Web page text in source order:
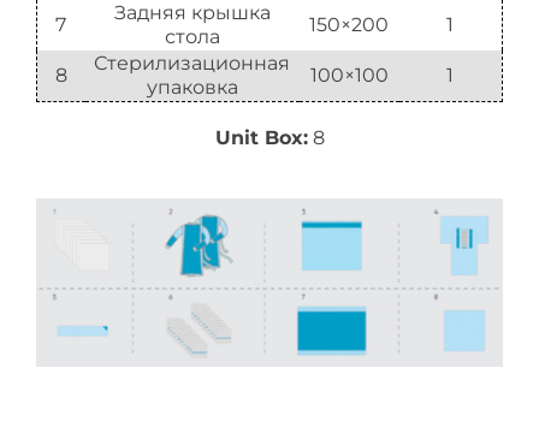
7
Задняя крышка
стола
150×200 1
8
Стерилизационная
упаковка
100×100 1
Unit Box:8